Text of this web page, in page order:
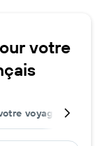
votre
voyage